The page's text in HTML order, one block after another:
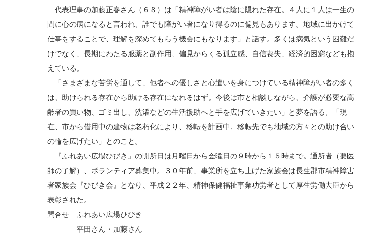
代表理事の加藤正春さん（６８）は「精神障がい者は陰に隠れた存在。４人に１人は一生の
間に心の病になると言われ、誰でも障がい者になり得るのに偏見もあります。地域に出かけて
仕事をすることで、理解を深めてもらう機会にもなります」と話す。多くは病気という困難だ
けでなく、長期にわたる服薬と副作用、偏見からくる孤立感、自信喪失、経済的困窮なども抱
えている。
「さまざまな苦労を通して、他者への優しさと心遣いを身につけている精神障がい者の多く
は、助けられる存在から助ける存在になれるはず。今後は市と相談しながら、介護が必要な高
齢者の買い物、ゴミ出し、洗濯などの生活援助へと手を広げていきたい」と夢を語る。「現
在、市から借用中の建物は老朽化により、移転を計画中。移転先でも地域の方々との助け合い
の輪を広げたい」とのこと。
『ふれあい広場ひびき』の開所日は月曜日から金曜日の９時から１５時まで。通所者（要医
師の了解）、ボランティア募集中。３０年前、事業所を立ち上げた家族会は長生郡市精神障害
者家族会『ひびき会』となり、平成２２年、精神保健福祉事業功労者として厚生労働大臣から
表彰された。
問合せ ふれあい広場ひびき
平田さん・加藤さん